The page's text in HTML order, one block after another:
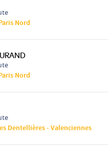
Nord
Nord
Dentellières - Valenciennes